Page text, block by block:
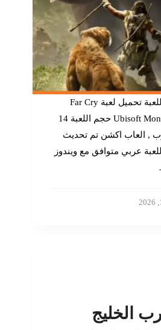
تحميل مباشر الآن اسم اللعبة تحميل لعبة Far Cry
Primal اسم المطور Ubisoft Montreal حجم اللعبة 14
, العاب اكشن تم تحديث
أبريل 2026 لغة اللعبة عربي متوافق مع ويندوز
الخليج